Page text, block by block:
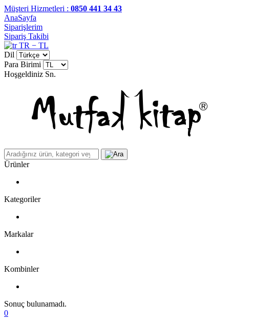
Müşteri Hizmetleri : 0850 441 34 43
AnaSayfa
Siparişlerim
Sipariş Takibi
TR − TL
Dil
Para Birimi
Hoşgeldiniz Sn.
Ürünler
Kategoriler
Markalar
Kombinler
Sonuç bulunamadı.
0